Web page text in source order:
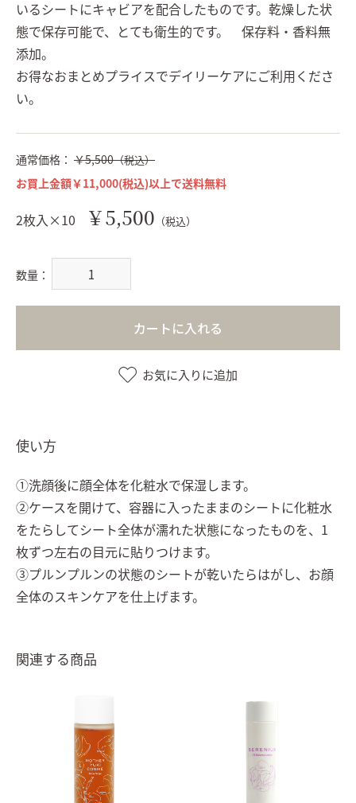
いるシートにキャビアを配合したものです。乾燥した状
態で保存可能で、とても衛生的です。 保存料・香料無
添加。
お得なおまとめプライスでデイリーケアにご利用くださ
い。
通常価格： ￥5,500（税込）
お買上金額￥11,000(税込)以上で送料無料
2枚入×10 ￥5,500 （税込）
数量：
カートに入れる
お気に入りに追加
使い方
①洗顔後に顔全体を化粧水で保湿します。
②ケースを開けて、容器に入ったままのシートに化粧水
をたらしてシート全体が濡れた状態になったものを、1
枚ずつ左右の目元に貼りつけます。
③プルンプルンの状態のシートが乾いたらはがし、お顔
全体のスキンケアを仕上げます。
関連する商品